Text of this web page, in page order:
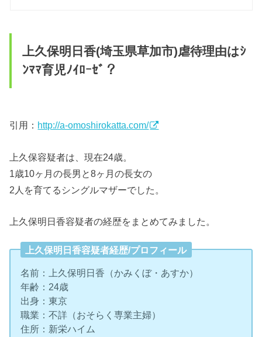
上久保明日香(埼玉県草加市)虐待理由はｼ
ﾝﾏﾏ育児ﾉｲﾛｰｾﾞ？
引用： http://a-omoshirokatta.com/
上久保容疑者は、現在24歳。
1歳10ヶ月の長男と8ヶ月の長女の
2人を育てるシングルマザーでした。
上久保明日香容疑者の経歴をまとめてみました。
上久保明日香容疑者経歴/プロフィール
名前：上久保明日香（かみくぼ・あすか）
年齢：24歳
出身：東京
職業：不詳（おそらく専業主婦）
住所：新栄ハイム